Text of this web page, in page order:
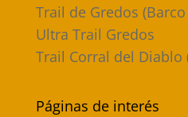
Trail de Gredos
Ultra Trail Gredos
Trail Corral del Diablo
Páginas de interés